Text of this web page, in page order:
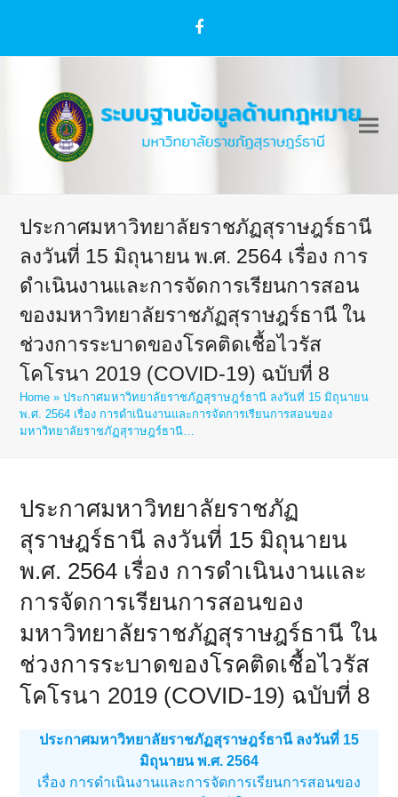
Facebook
ประกาศมหาวิทยาลัยราชภัฏสุราษฎร์ธานี
ลงวันที่ 15 มิถุนายน พ.ศ. 2564 เรื่อง การ
ดำเนินงานและการจัดการเรียนการสอน
ของมหาวิทยาลัยราชภัฏสุราษฎร์ธานี ใน
ช่วงการระบาดของโรคติดเชื้อไวรัส
โคโรนา 2019 (COVID-19) ฉบับที่ 8
Home »ประกาศมหาวิทยาลัยราชภัฏสุราษฎร์ธานี ลงวันที่ 15 มิถุนายน
พ.ศ. 2564 เรื่อง การดำเนินงานและการจัดการเรียนการสอนของ
มหาวิทยาลัยราชภัฏสุราษฎร์ธานี…
ประกาศมหาวิทยาลัยราชภัฏ
สุราษฎร์ธานี ลงวันที่ 15 มิถุนายน
พ.ศ. 2564 เรื่อง การดำเนินงานและ
การจัดการเรียนการสอนของ
มหาวิทยาลัยราชภัฏสุราษฎร์ธานี ใน
ช่วงการระบาดของโรคติดเชื้อไวรัส
โคโรนา 2019 (COVID-19) ฉบับที่ 8
ประกาศมหาวิทยาลัยราชภัฏสุราษฎร์ธานี ลงวันที่ 15
มิถุนายน พ.ศ. 2564
เรื่อง การดำเนินงานและการจัดการเรียนการสอนของ